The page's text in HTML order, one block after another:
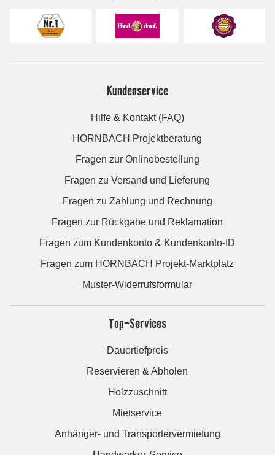
Kundenservice
Hilfe & Kontakt (FAQ)
HORNBACH Projektberatung
Fragen zur Onlinebestellung
Fragen zu Versand und Lieferung
Fragen zu Zahlung und Rechnung
Fragen zur Rückgabe und Reklamation
Fragen zum Kundenkonto & Kundenkonto-ID
Fragen zum HORNBACH Projekt-Marktplatz
Muster-Widerrufsformular
Top-Services
Dauertiefpreis
Reservieren & Abholen
Holzzuschnitt
Mietservice
Anhänger- und Transportervermietung